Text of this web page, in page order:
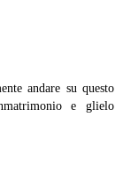
andare su questo
e glielo